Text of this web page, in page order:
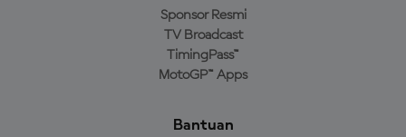
Sponsor Resmi
TV Broadcast
TimingPass™
MotoGP™ Apps
Bantuan